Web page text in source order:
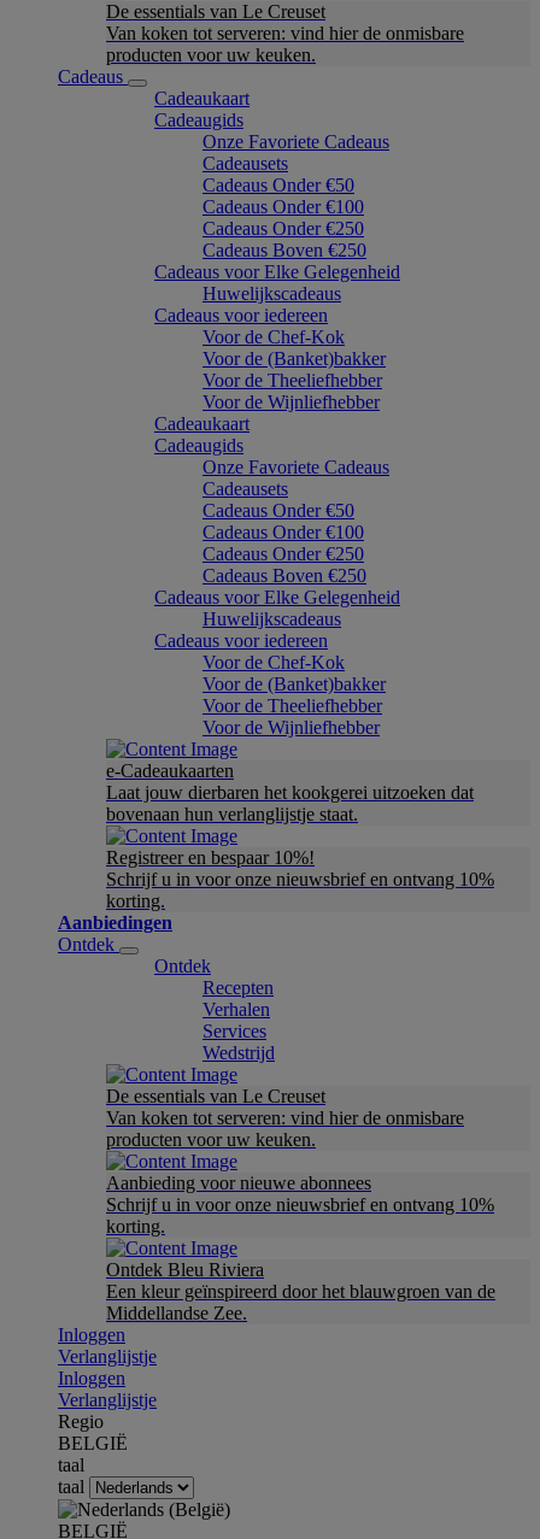
De essentials van Le Creuset
Van koken tot serveren: vind hier de onmisbare
producten voor uw keuken.
Cadeaus
Cadeaukaart
Cadeaugids
Onze Favoriete Cadeaus
Cadeausets
Cadeaus Onder €50
Cadeaus Onder €100
Cadeaus Onder €250
Cadeaus Boven €250
Cadeaus voor Elke Gelegenheid
Huwelijkscadeaus
Cadeaus voor iedereen
Voor de Chef-Kok
Voor de (Banket)bakker
Voor de Theeliefhebber
Voor de Wijnliefhebber
Cadeaukaart
Cadeaugids
Onze Favoriete Cadeaus
Cadeausets
Cadeaus Onder €50
Cadeaus Onder €100
Cadeaus Onder €250
Cadeaus Boven €250
Cadeaus voor Elke Gelegenheid
Huwelijkscadeaus
Cadeaus voor iedereen
Voor de Chef-Kok
Voor de (Banket)bakker
Voor de Theeliefhebber
Voor de Wijnliefhebber
e-Cadeaukaarten
Laat jouw dierbaren het kookgerei uitzoeken dat
bovenaan hun verlanglijstje staat.
Registreer en bespaar 10%!
Schrijf u in voor onze nieuwsbrief en ontvang 10%
korting.
Aanbiedingen
Ontdek
Ontdek
Recepten
Verhalen
Services
Wedstrijd
De essentials van Le Creuset
Van koken tot serveren: vind hier de onmisbare
producten voor uw keuken.
Aanbieding voor nieuwe abonnees
Schrijf u in voor onze nieuwsbrief en ontvang 10%
korting.
Ontdek Bleu Riviera
Een kleur geïnspireerd door het blauwgroen van de
Middellandse Zee.
Inloggen
Verlanglijstje
Inloggen
Verlanglijstje
Regio
BELGIË
taal
taal
BELGIË